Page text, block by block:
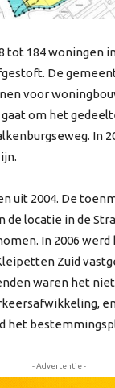
tot 184 woningen
De
voor
om het
In
uit 2004. De
de locatie in de
In 2006 werd
Zuid
waren het
het
- Advertentie -